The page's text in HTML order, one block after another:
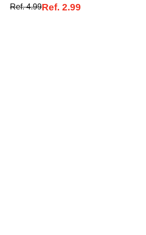
Ref.4.99Ref. 2.99